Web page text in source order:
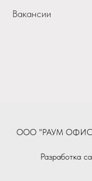
Вакансии
ООО "РАУМ ОФИС"
Разработка